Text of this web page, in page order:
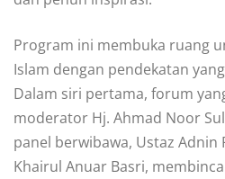
Program ini membuka ruang
Islam dengan pendekatan
Dalam siri pertama, forum
moderator Hj. Ahmad Noor
panel berwibawa, Ustaz Adnin
Khairul Anuar Basri,